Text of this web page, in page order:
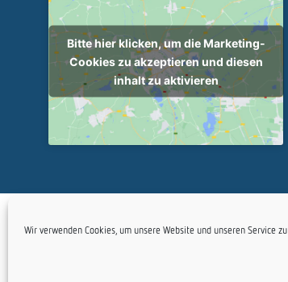
Wir verwenden Cookies, um unsere Website und unseren Service
Bitte hier klicken, um die Marketing-
Cookies zu akzeptieren und diesen
inhalt zu aktivieren